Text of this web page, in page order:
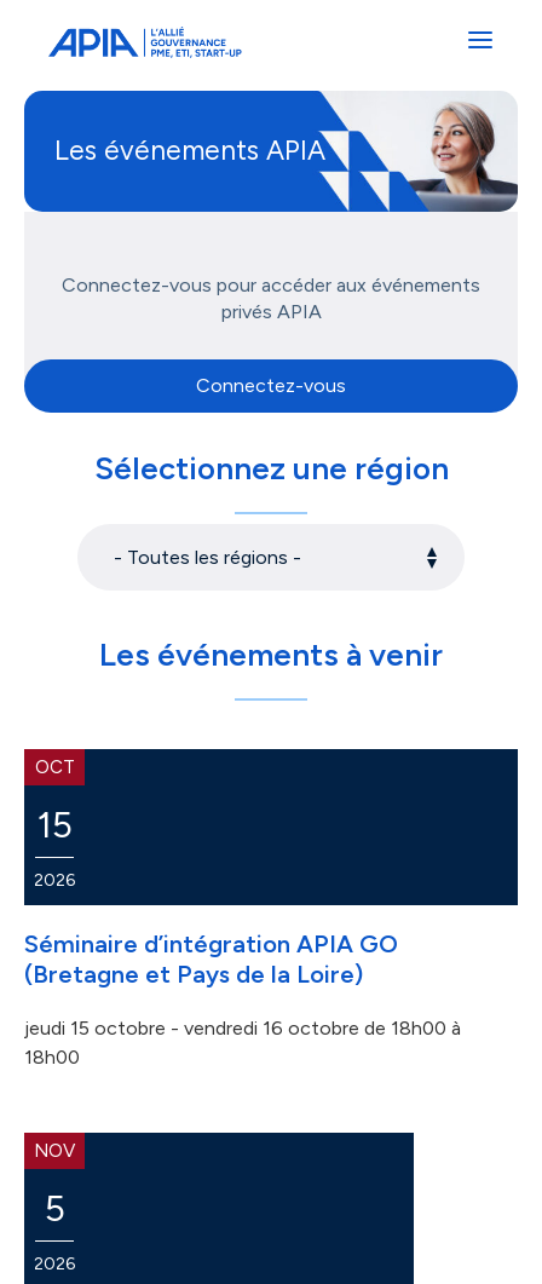
Professionnels
Indépendants
Les événements APIA
Connectez-vous pour accéder aux événements
privés APIA
Connectez-vous
Sélectionnez une région
- Toutes les régions -
Les événements à venir
OCT
15
2026
Séminaire d’intégration APIA GO
(Bretagne et Pays de la Loire)
jeudi 15 octobre - vendredi 16 octobre de 18h00 à
18h00
NOV
5
2026